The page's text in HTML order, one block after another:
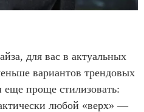
для вас в актуальных
вариантов трендовых
еще проще стилизовать:
любой «верх» —